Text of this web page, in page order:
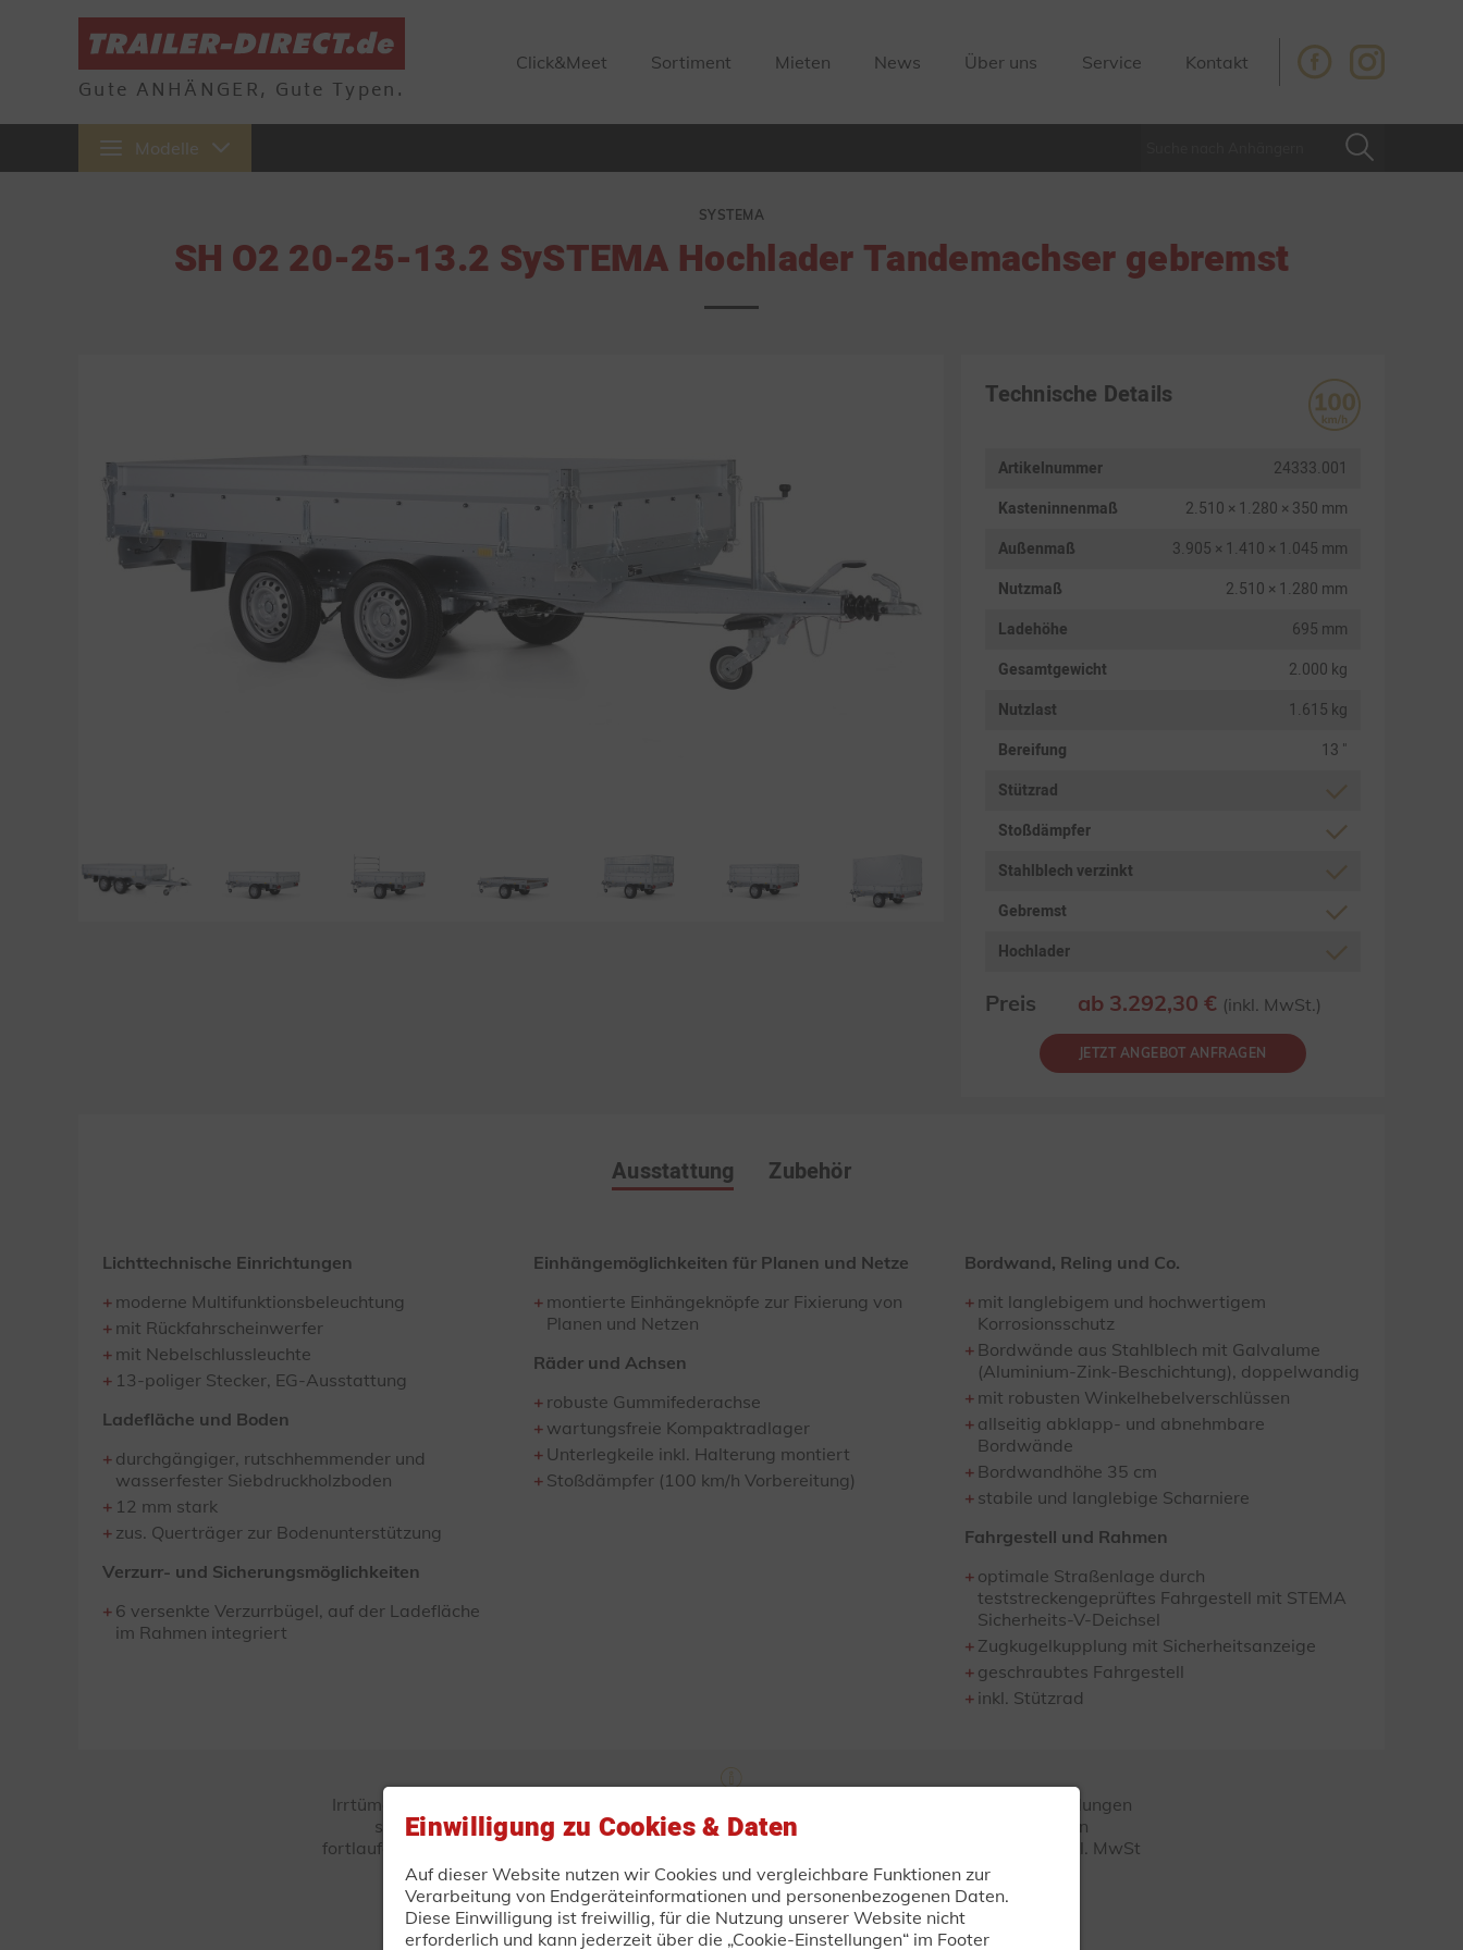
Gute ANHÄNGER, Gute Typen.
Click&Meet Sortiment Mieten News Über uns Service Kontakt
Modelle
SYSTEMA
SH O2 20-25-13.2 SySTEMA Hochlader Tandemachser gebremst
Technische Details
Artikelnummer
24333.001
Kasteninnenmaß
2.510 × 1.280 × 350 mm
Außenmaß
3.905 × 1.410 × 1.045 mm
Nutzmaß
2.510 × 1.280 mm
Ladehöhe
695 mm
Gesamtgewicht
2.000 kg
Nutzlast
1.615 kg
Bereifung
13 "
Stützrad
Stoßdämpfer
Stahlblech verzinkt
Gebremst
Hochlader
Preis ab 3.292,30 € (inkl. MwSt.)
JETZT ANGEBOT ANFRAGEN
Ausstattung Zubehör
Lichttechnische Einrichtungen
moderne Multifunktionsbeleuchtung
mit Rückfahrscheinwerfer
mit Nebelschlussleuchte
13-poliger Stecker, EG-Ausstattung
Ladefläche und Boden
durchgängiger, rutschhemmender und
wasserfester Siebdruckholzboden
12 mm stark
zus. Querträger zur Bodenunterstützung
Verzurr- und Sicherungsmöglichkeiten
6 versenkte Verzurrbügel, auf der Ladefläche
im Rahmen integriert
Einhängemöglichkeiten für Planen und Netze
montierte Einhängeknöpfe zur Fixierung von
Planen und Netzen
Räder und Achsen
robuste Gummifederachse
wartungsfreie Kompaktradlager
Unterlegkeile inkl. Halterung montiert
Stoßdämpfer (100 km/h Vorbereitung)
Bordwand, Reling und Co.
mit langlebigem und hochwertigem
Korrosionsschutz
Bordwände aus Stahlblech mit Galvalume
(Aluminium-Zink-Beschichtung), doppelwandig
mit robusten Winkelhebelverschlüssen
allseitig abklapp- und abnehmbare
Bordwände
Bordwandhöhe 35 cm
stabile und langlebige Scharniere
Fahrgestell und Rahmen
optimale Straßenlage durch
teststreckengeprüftes Fahrgestell mit STEMA
Sicherheits-V-Deichsel
Zugkugelkupplung mit Sicherheitsanzeige
geschraubtes Fahrgestell
inkl. Stützrad
Irrtümer und Änderungen vorbehalten! Alle Angaben verstehen sich als ca.-Angaben! Abbildungen
sind Musterabbildungen und können Sonderausstattung enthalten! Produkte unterliegen
fortlaufenden technischen Änderungen! Alle Preise sind unverbindliche Preisempfehlungen inkl. MwSt
zuzüglich Fracht- und Fahrzeugpapieren.
TRAILER-DIRECT.DE
Einwilligung zu Cookies & Daten
Auf dieser Website nutzen wir Cookies und vergleichbare Funktionen zur
Verarbeitung von Endgeräteinformationen und personenbezogenen Daten.
Diese Einwilligung ist freiwillig, für die Nutzung unserer Website nicht
erforderlich und kann jederzeit über die „Cookie-Einstellungen“ im Footer